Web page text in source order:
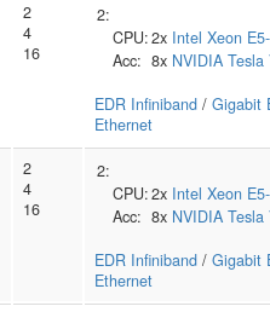
2
4
16
2:
CPU:2x Intel Xeon
Acc: 8x NVIDIA Tesla
EDR Infiniband / Gigabit
Ethernet
2
4
16
2:
CPU:2x Intel Xeon
Acc: 8x NVIDIA Tesla
EDR Infiniband / Gigabit
Ethernet